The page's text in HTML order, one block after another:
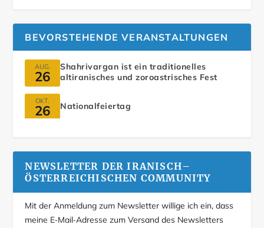
BEVORSTEHENDE VERANSTALTUNGEN
AUG.
26
Shahrivargan ist ein traditionelles
altiranisches und zoroastrisches Fest
OKT.
26 Nationalfeiertag
NEWSLETTER DER IRANISCH–
ÖSTERREICHISCHEN COMMUNITY
Mit der Anmeldung zum Newsletter willige ich ein, dass
meine E‑Mail‑Adresse zum Versand des Newsletters